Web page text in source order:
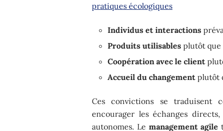
pratiques écologiques
Individus et interactions
Produits utilisables plutôt que
Coopération avec le client
Accueil du changement plutôt
Ces convictions se traduisent
encourager les échanges
autonomes. Le management agile